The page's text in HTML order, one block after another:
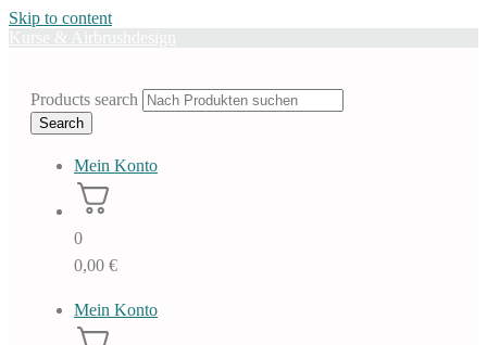
Skip to content
Products search
Search
Mein Konto
0
0,00 €
Mein Konto